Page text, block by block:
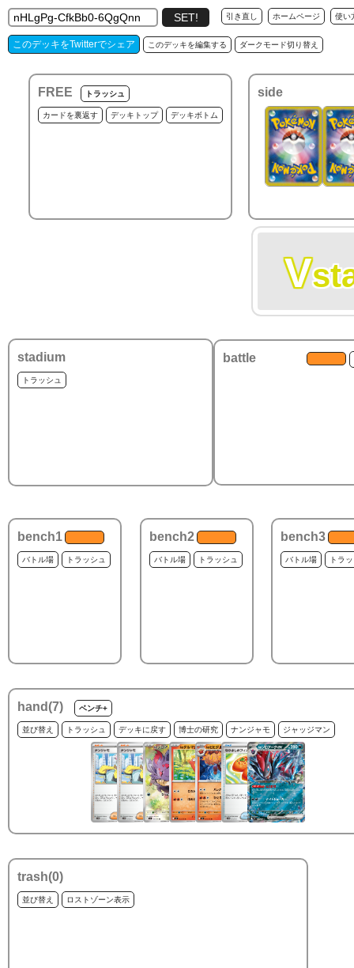
引き直し ホームページ 使い
このデッキをTwitterでシェア このデッキを編集する ダークモード切り替え
FREE トラッシュ
カードを裏返す デッキトップ デッキボトム
side
V
stadium
トラッシュ
battle
bench1
バトル場 トラッシュ
bench2
バトル場 トラッシュ
bench3
バトル場 トラ
hand(7) ベンチ+
並び替え トラッシュ デッキに戻す 博士の研究 ナンジャモ ジャッジマン
trash(0)
並び替え ロストゾーン表示